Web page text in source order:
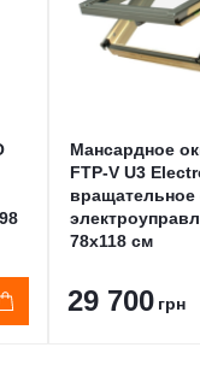
Мансардное
FTP-V U3
вращательное
78x118 см
29 700 грн